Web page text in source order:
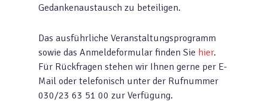
Gedankenaustausch zu beteiligen.
Das ausführliche Veranstaltungsprogramm
sowie das Anmeldeformular finden Sie hier.
Für Rückfragen stehen wir Ihnen gerne per E-
Mail oder telefonisch unter der Rufnummer
030/23 63 51 00 zur Verfügung.